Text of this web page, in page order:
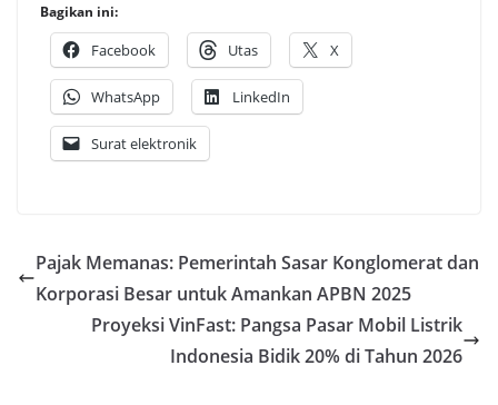
Bagikan ini:
Facebook Utas X
WhatsApp LinkedIn
Surat elektronik
Pajak Memanas: Pemerintah Sasar Konglomerat dan
Korporasi Besar untuk Amankan APBN 2025
Proyeksi VinFast: Pangsa Pasar Mobil Listrik
Indonesia Bidik 20% di Tahun 2026